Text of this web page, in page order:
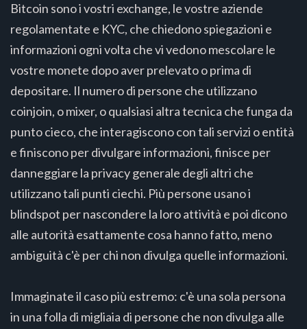
Bitcoin sono i vostri exchange, le vostre aziende
regolamentate e KYC, che chiedono spiegazioni e
informazioni ogni volta che vi vedono mescolare le
vostre monete dopo aver prelevato o prima di
depositare. Il numero di persone che utilizzano
coinjoin, o mixer, o qualsiasi altra tecnica che funga da
punto cieco, che interagiscono con tali servizi o entità
e finiscono per divulgare informazioni, finisce per
danneggiare la privacy generale degli altri che
utilizzano tali punti ciechi. Più persone usano i
blindspot per nascondere la loro attività e poi dicono
alle autorità esattamente cosa hanno fatto, meno
ambiguità c'è per chi non divulga quelle informazioni.
Immaginate il caso più estremo: c'è una sola persona
in una folla di migliaia di persone che non divulga alle